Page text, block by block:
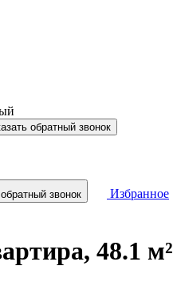
обратный звонок
звонок Избранное
48.1 м²